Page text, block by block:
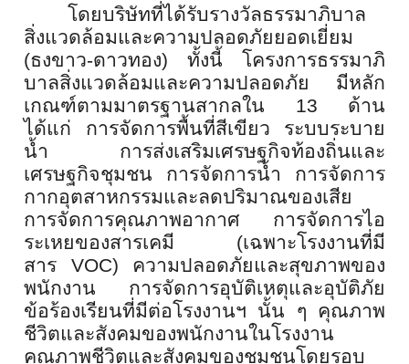
โดยบริษัทที่ได้รับรางวัลธรรมาภิบาล
สิ่งแวดล้อมและความปลอดภัยยอดเยี่ยม
(ธงขาว-ดาวทอง) ทั้งนี้ โครงการธรรมาภิ
บาลสิ่งแวดล้อมและความปลอดภัย มีหลัก
เกณฑ์ตามมาตรฐานสากลใน 13 ด้าน
ได้แก่ การจัดการพื้นที่สีเขียว ระบบระบาย
น้ำ การส่งเสริมเศรษฐกิจท้องถิ่นและ
เศรษฐกิจชุมชน การจัดการน้ำ การจัดการ
กากอุตสาหกรรมและลดปริมาณของเสีย
การจัดการคุณภาพอากาศ การจัดการไอ
ระเหยของสารเคมี (เฉพาะโรงงานที่มี
สาร VOC) ความปลอดภัยและสุขภาพของ
พนักงาน การจัดการอุบัติเหตุและอุบัติภัย
ข้อร้องเรียนที่มีต่อโรงงานฯ นั้น ๆ คุณภาพ
ชีวิตและสังคมของพนักงานในโรงงาน
คุณภาพชีวิตและสังคมของชุมชนโดยรอบ